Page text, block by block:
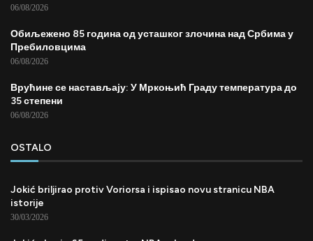
06/08/2026
Обиљежено 85 година од усташког злочина над Србима у
Пребиловцима
06/08/2026
Врућине се настављају: У Мркоњић Граду температура до
35 степени
06/08/2026
OSTALO
Jokić briljirao protiv Voriorsa i ispisao novu stranicu NBA
istorije
30/03/2026